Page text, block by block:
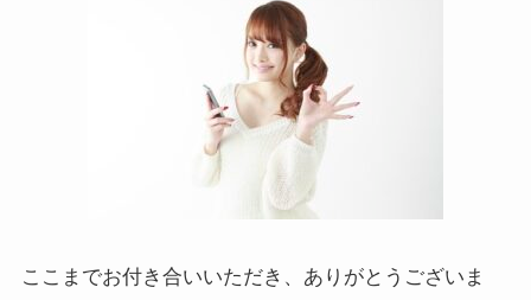
ここまでお付き合いいただき、ありがとうございま